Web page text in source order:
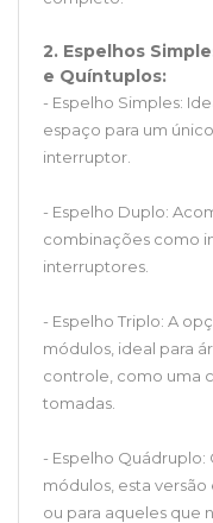
2. Espelhos
e Quíntuplos:
- Espelho Simples:
espaço para um
interruptor.
- Espelho Duplo:
combinações como
interruptores.
- Espelho Triplo: A
módulos, ideal para
controle, como uma
tomadas.
- Espelho
módulos, esta
ou para aqueles que